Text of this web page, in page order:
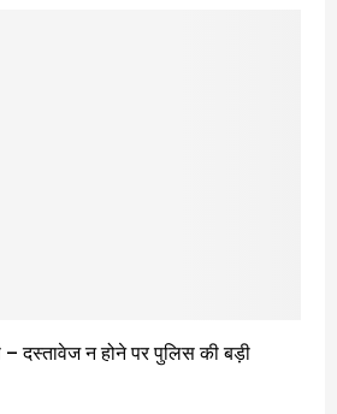
– दस्तावेज न होने पर पुलिस की बड़ी